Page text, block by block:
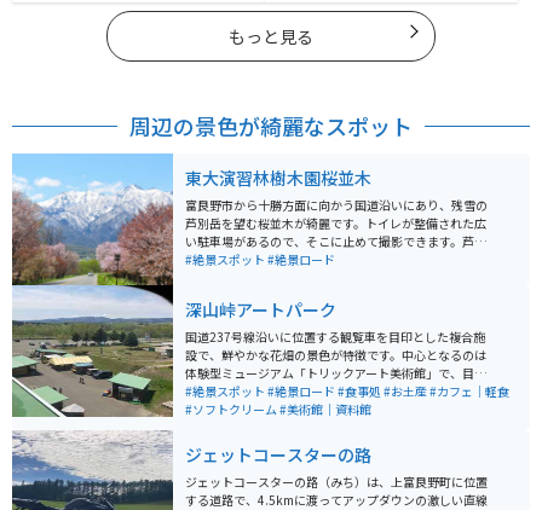
もっと見る
周辺の景色が綺麗なスポット
東大演習林樹木園桜並木
富良野市から十勝方面に向かう国道沿いにあり、残雪の
芦別岳を望む桜並木が綺麗です。トイレが整備された広
い駐車場があるので、そこに止めて撮影できます。芦別
岳と桜並木を撮るには、国道に出なければならず、交通
きりとした写真を撮るなら午前中がオススメです。
#絶景スポット #絶景ロード
深山峠アートパーク
国道237号線沿いに位置する観覧車を目印とした複合施
設で、鮮やかな花畑の景色が特徴です。中心となるのは
体験型ミュージアム「トリックアート美術館」で、目の
錯覚を使った平面的なアートが立体的に見える作品が展
示されています。また、地上50メートルの観覧車からは
も「深山物産館」内の「体験コーナー」、地元の食材を
用いた「スィーツ工房」で提供するジェラートやチーズ
タルト、上富良野特産の豚サガリを楽しむことができる
「ＢＢＱテラス」など、様々な施設とアトラクションが
#絶景スポット #絶景ロード #食事処 #お土産#カフェ｜軽食
#ソフトクリーム#美術館｜資料館
ジェットコースターの路
ジェットコースターの路（みち）は、上富良野町に位置
する道路で、4.5kmに渡ってアップダウンの激しい直線